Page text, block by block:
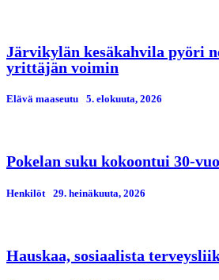
Järvikylän kesäkahvila pyöri
yrittäjän voimin
Elävä maaseutu 5. elokuuta, 2026
Pokelan suku kokoontui 30-
Henkilöt 29. heinäkuuta, 2026
Hauskaa, sosiaalista